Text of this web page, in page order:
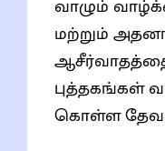
வாழும்
மற்றும்
புத்தகங்கள்
கொள்ள தேவன்